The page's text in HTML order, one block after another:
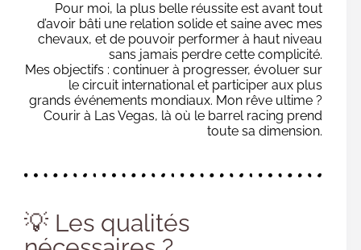
Pour moi, la plus belle réussite est avant tout
d’avoir bâti une relation solide et saine avec mes
chevaux, et de pouvoir performer à haut niveau
sans jamais perdre cette complicité.
Mes objectifs : continuer à progresser, évoluer sur
le circuit international et participer aux plus
grands événements mondiaux. Mon rêve ultime ?
Courir à Las Vegas, là où le barrel racing prend
toute sa dimension.
💡 Les qualités